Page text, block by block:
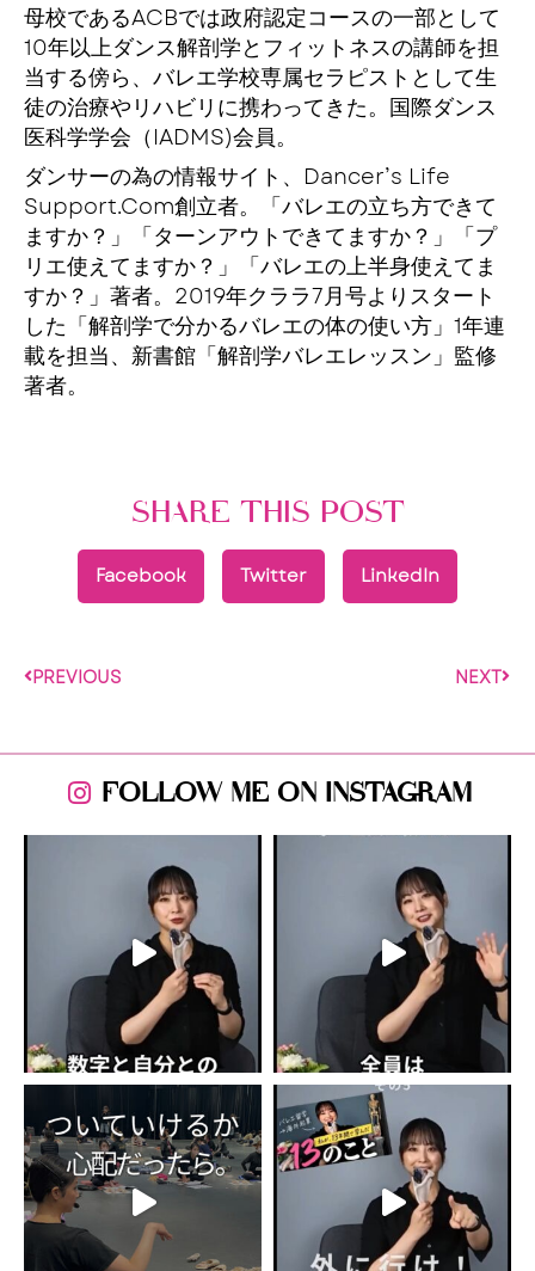
母校であるACBでは政府認定コースの一部として
10年以上ダンス解剖学とフィットネスの講師を担
当する傍ら、バレエ学校専属セラピストとして生
徒の治療やリハビリに携わってきた。国際ダンス
医科学学会（IADMS)会員。
ダンサーの為の情報サイト、Dancer’s Life
Support.Com創立者。「バレエの立ち方できて
ますか？」「ターンアウトできてますか？」「プ
リエ使えてますか？」「バレエの上半身使えてま
すか？」著者。2019年クララ7月号よりスタート
した「解剖学で分かるバレエの体の使い方」1年連
載を担当、新書館「解剖学バレエレッスン」監修
著者。
SHARE THIS POST
Facebook Twitter LinkedIn
PREVIOUS NEXT
FOLLOW ME ON INSTAGRAM